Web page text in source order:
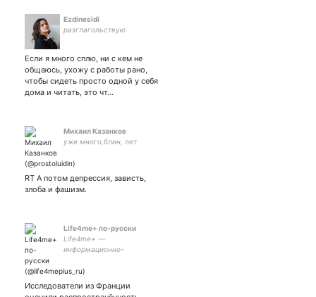
Ezdinesidi
разглагольствую
Если я много сплю, ни с кем не
общаюсь, ухожу с работы рано,
чтобы сидеть просто одной у себя
дома и читать, это чт…
Михаил Казанков
уже много,блин, лет
RT А потом депрессия, зависть,
злоба и фашизм.
Life4me+ по-русски
Life4me+ —
информационно-
#здоровье #медицина
#ВИЧ #HIV #AIDS #СПИД
#ИППП #новости #врач
Исследователи из Франции